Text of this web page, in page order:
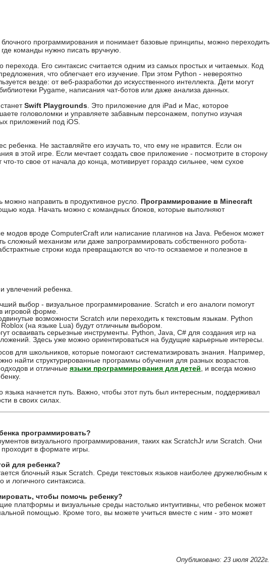
блочного программирования и понимает базовые принципы, можно переходить
команды нужно писать вручную.
перехода. Его синтаксис считается одним из самых простых и читаемых. Код
что облегчает его изучение. При этом Python - невероятно
везде: от веб-разработки до искусственного интеллекта. Дети могут
Pygame, написания чат-ботов или даже анализа данных.
Swift Playgrounds . Это приложение для iPad и Mac, которое
головоломки и управляете забавным персонажем, попутно изучая
приложений под iOS.
ребенка. Не заставляйте его изучать то, что ему не нравится. Если он
в этой игре. Если мечтает создать свое приложение - посмотрите в сторону
то свое от начала до конца, мотивирует гораздо сильнее, чем сухое
направить в продуктивное русло. Программирование в Minecraft
кода. Начать можно с командных блоков, которые выполняют
модов вроде ComputerCraft или написание плагинов на Java. Ребенок может
сложный механизм или даже запрограммировать собственного робота-
строки кода превращаются во что-то осязаемое и полезное в
увлечений ребенка.
выбор - визуальное программирование. Scratch и его аналоги помогут
игровой форме.
возможности Scratch или переходить к текстовым языкам. Python
(на языке Lua) будут отличным выбором.
осваивать серьезные инструменты. Python, Java, C# для создания игр на
Здесь уже можно ориентироваться на будущие карьерные интересы.
для школьников, которые помогают систематизировать знания. Например,
найти структурированные программы обучения для разных возрастов.
и отличные языки программирования для детей , и всегда можно
языка начнется путь. Важно, чтобы этот путь был интересным, поддерживал
в своих силах.
программировать?
визуального программирования, таких как ScratchJr или Scratch. Они
в формате игры.
для ребенка?
блочный язык Scratch. Среди текстовых языков наиболее дружелюбным к
логичного синтаксиса.
чтобы помочь ребенку?
платформы и визуальные среды настолько интуитивны, что ребенок может
помощью. Кроме того, вы можете учиться вместе с ним - это может
Опубликовано: 23 июля 2022г.